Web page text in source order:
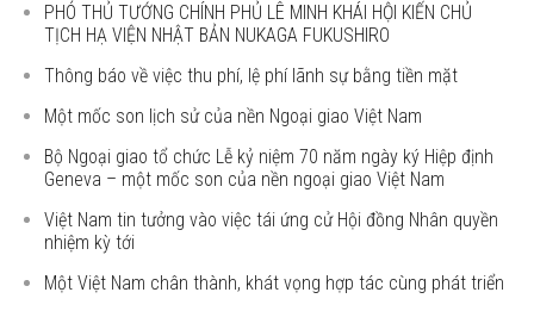
PHÓ THỦ TƯỚNG CHÍNH PHỦ LÊ MINH KHÁI HỘI KIẾN CHỦ
TỊCH HẠ VIỆN NHẬT BẢN NUKAGA FUKUSHIRO
Thông báo về việc thu phí, lệ phí lãnh sự bằng tiền mặt
Một mốc son lịch sử của nền Ngoại giao Việt Nam
Bộ Ngoại giao tổ chức Lễ kỷ niệm 70 năm ngày ký Hiệp định
Geneva – một mốc son của nền ngoại giao Việt Nam
Việt Nam tin tưởng vào việc tái ứng cử Hội đồng Nhân quyền
nhiệm kỳ tới
Một Việt Nam chân thành, khát vọng hợp tác cùng phát triển